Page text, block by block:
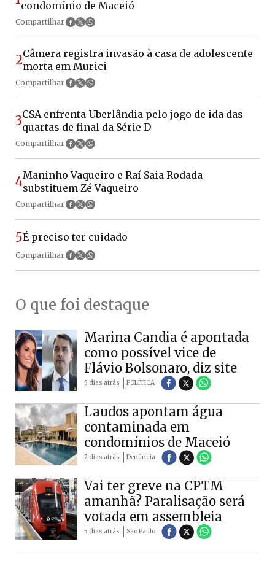
condomínio de Maceió
Compartilhar
2Câmera registra invasão à casa de adolescente
morta em Murici
Compartilhar
3CSA enfrenta Uberlândia pelo jogo de ida das
quartas de final da Série D
Compartilhar
4Maninho Vaqueiro e Raí Saia Rodada
substituem Zé Vaqueiro
Compartilhar
5É preciso ter cuidado
Compartilhar
O que foi destaque
Marina Candia é apontada
como possível vice de
Flávio Bolsonaro, diz site
5 dias atrás POLÍTICA
Laudos apontam água
contaminada em
condomínios de Maceió
2 dias atrás Denúncia
Vai ter greve na CPTM
amanhã? Paralisação será
votada em assembleia
5 dias atrás São Paulo